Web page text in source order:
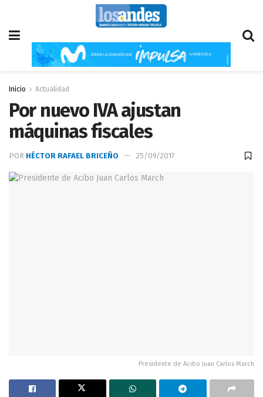
Inicio Actualidad
Por nuevo IVA ajustan
máquinas fiscales
POR HÉCTOR RAFAEL BRICEÑO 25/09/2017
Presidente de Acibo Juan Carlos March